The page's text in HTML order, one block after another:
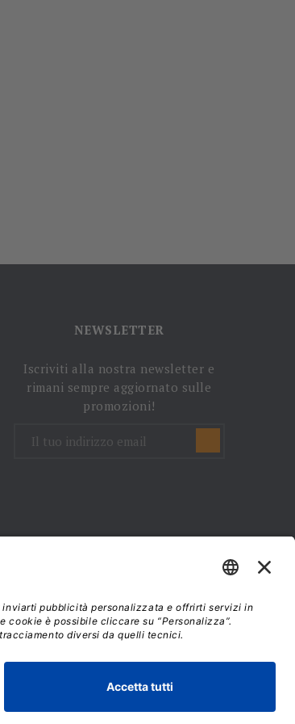
NEWSLETTER
Iscriviti alla nostra newsletter e
rimani sempre aggiornato sulle
promozioni!